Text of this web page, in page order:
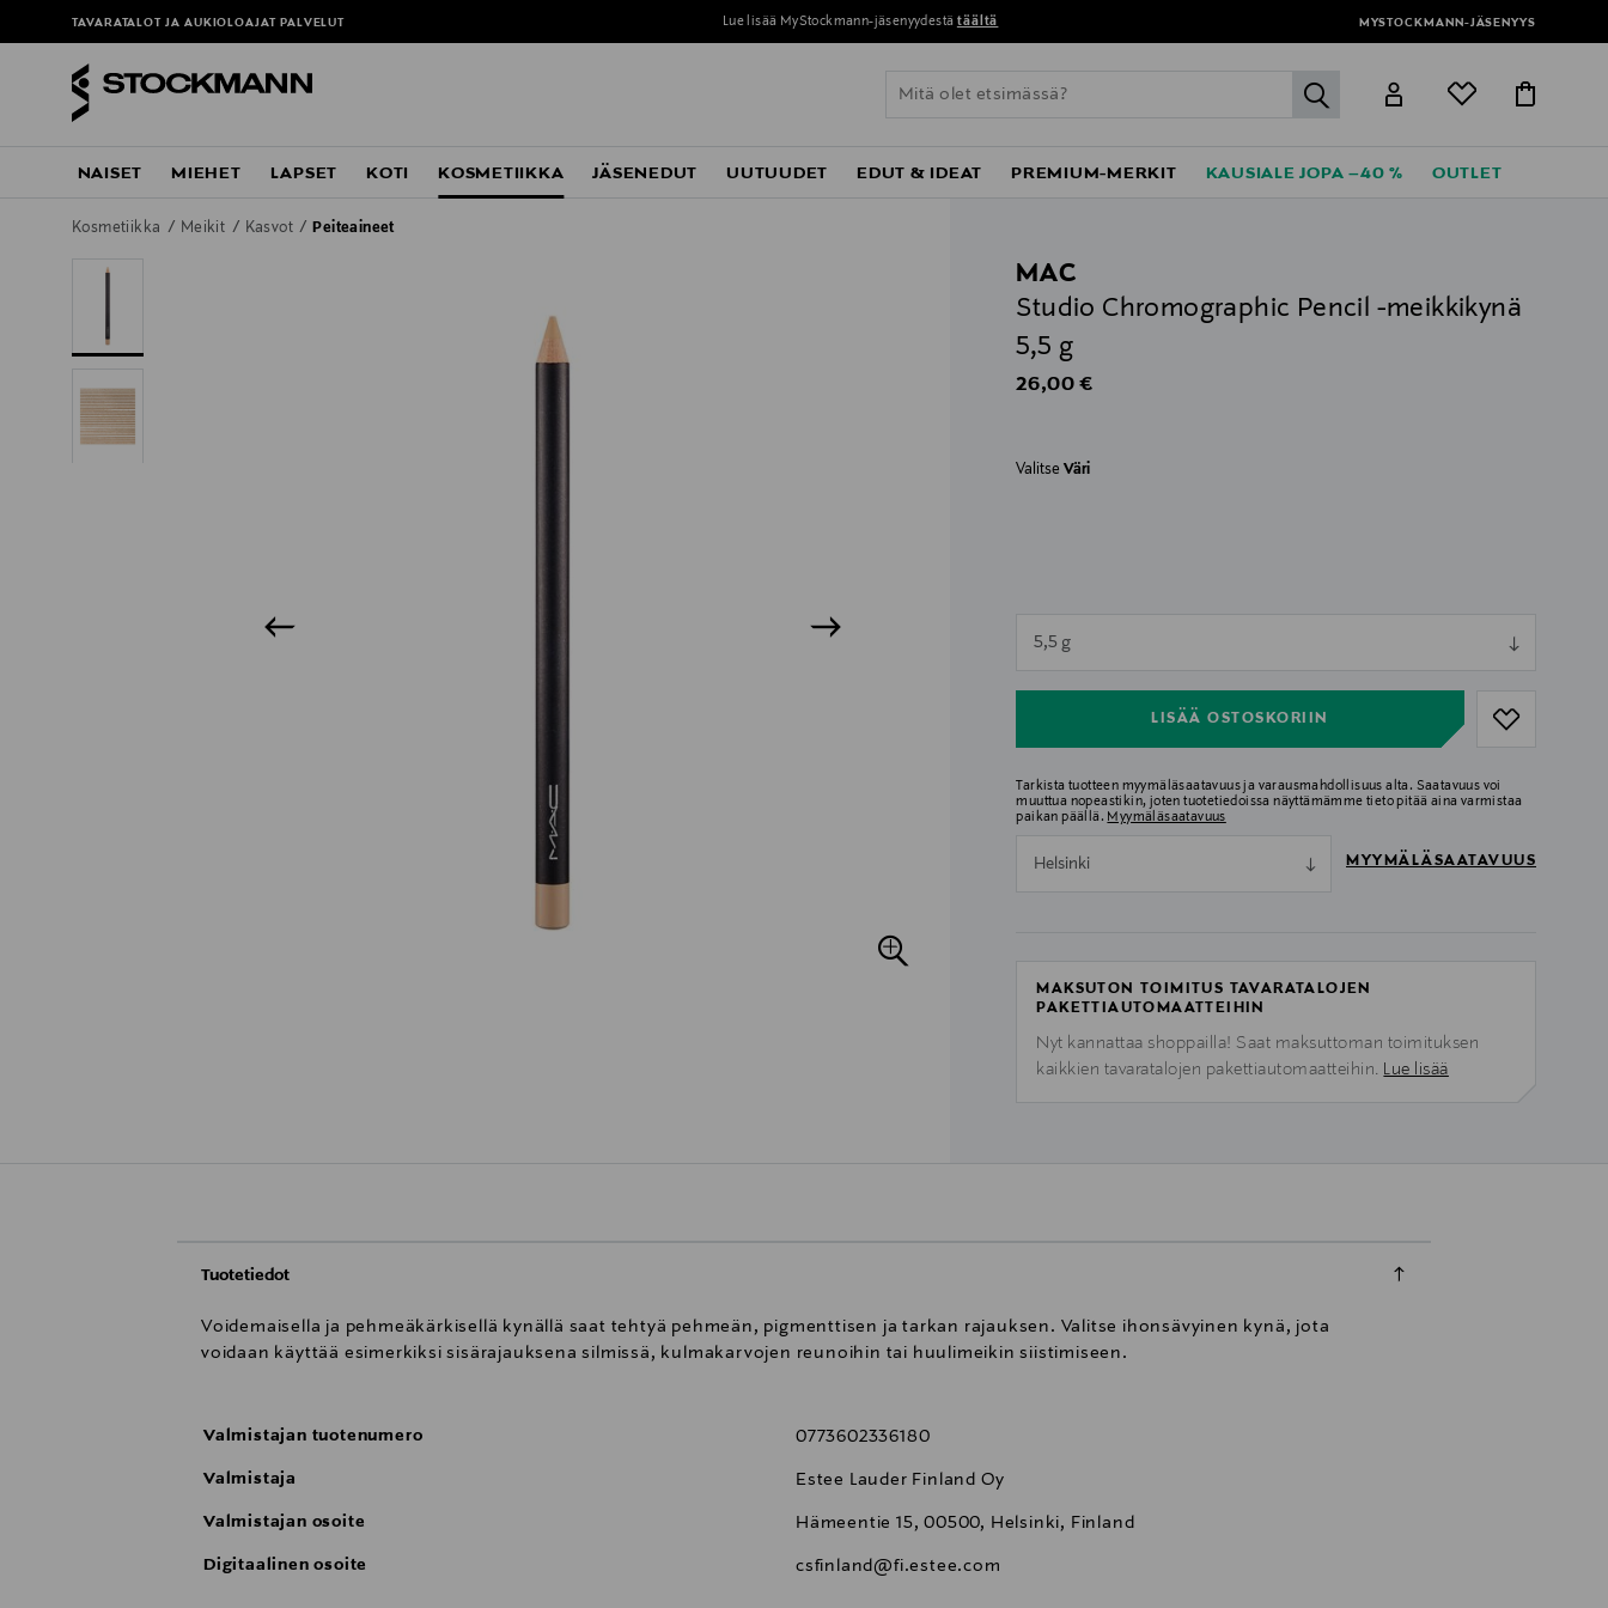
TAVARATALOT JA AUKIOLOAJAT PALVELUT Lue lisää MyStockmann-jäsenyydestä täältä MYSTOCKMANN-JÄSENYYS
label.header.go
NAISET MIEHET LAPSET KOTI KOSMETIIKKA JÄSENEDUT UUTUUDET EDUT & IDEAT PREMIUM-MERKIT KAUSIALE JOPA –40 % OUTLET
Kosmetiikka Meikit Kasvot Peiteaineet
MAC
Studio Chromographic Pencil -meikkikynä
5,5 g
Original Price
26,00 €
ValitseVäri
5,5 g
LISÄÄ OSTOSKORIIN
Tarkista tuotteen myymäläsaatavuus ja varausmahdollisuus alta. Saatavuus voi
muuttua nopeastikin, joten tuotetiedoissa näyttämämme tieto pitää aina varmistaa
paikan päällä. Myymäläsaatavuus
Helsinki MYYMÄLÄSAATAVUUS
MAKSUTON TOIMITUS TAVARATALOJEN
PAKETTIAUTOMAATTEIHIN
Nyt kannattaa shoppailla! Saat maksuttoman toimituksen
kaikkien tavaratalojen pakettiautomaatteihin. Lue lisää
Tuotetiedot
Voidemaisella ja pehmeäkärkisellä kynällä saat tehtyä pehmeän, pigmenttisen ja tarkan rajauksen. Valitse ihonsävyinen kynä, jota
voidaan käyttää esimerkiksi sisärajauksena silmissä, kulmakarvojen reunoihin tai huulimeikin siistimiseen.
Valmistajan tuotenumero 0773602336180
Valmistaja Estee Lauder Finland Oy
Valmistajan osoite Hämeentie 15, 00500, Helsinki, Finland
Digitaalinen osoite csfinland@fi.estee.com